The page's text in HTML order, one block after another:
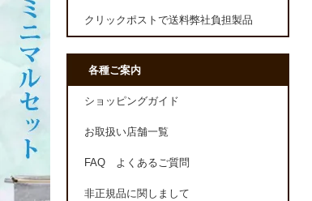
クリックポストで送料弊社負担製品
各種ご案内
ショッピングガイド
お取扱い店舗一覧
FAQ よくあるご質問
非正規品に関しまして